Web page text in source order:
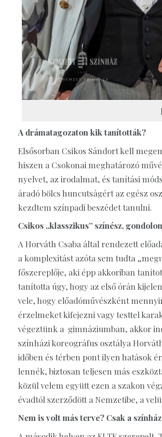
A drámatagozaton kik tanították?
Elsősorban Csikos Sándort kell
hiszen a Csokonai meghatározó
nyelvet, az irodalmat, és tanítási
áradó bölcs huncutságért az egész
kezdtem színpadi beszédet tanulni.
Csikos „klasszikus” színész,
A Horváth Csaba által rendezett
a komplexitást azóta sem tudta
főszereplője, aki épp akkoriban
tanította úgy, hogy az első órán
vele, hogy előadóművészként
érzelmeket kifejezni vagy testtel
végeztünk a gimnáziumban, akkor
színházi koreográfus osztálya
időben és térben pont ilyen hatások
lennék, biztosan teljesen más
közül velem együtt ezen a szakon
évadtól szerződött a Nemzetibe, a
Nem is volt más terve? Csak a